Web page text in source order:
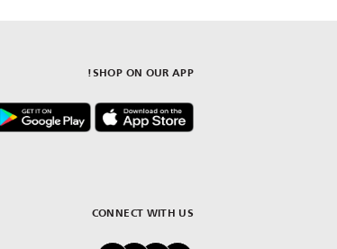
CONNECT WITH US
SHOP ON OUR APP!